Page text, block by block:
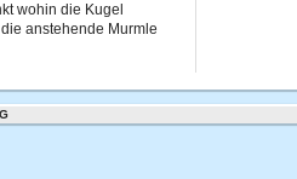
wohin die Kugel
anstehende Murmle